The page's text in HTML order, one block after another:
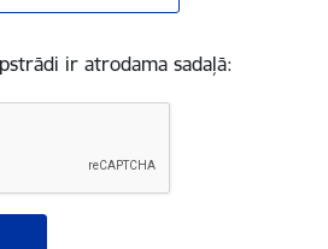
ir atrodama sadaļā: